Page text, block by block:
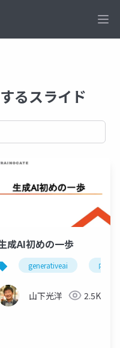
るスライド
成AI初めの一歩
generativeai 内製
山下光洋 2.5K